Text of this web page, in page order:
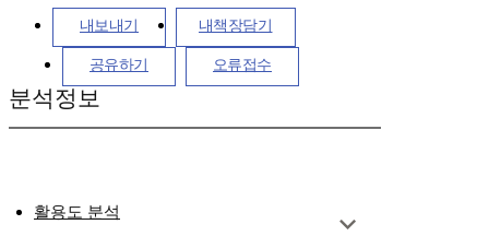
내보내기 내책장담기
공유하기 오류접수
분석정보
활용도 분석